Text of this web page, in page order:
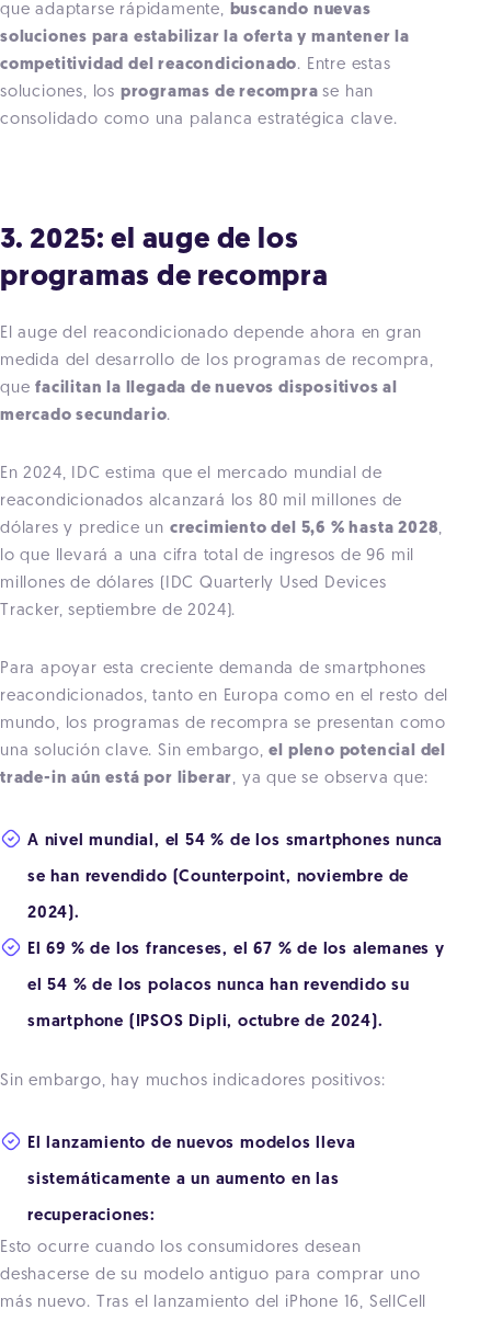
que adaptarse rápidamente, buscando nuevas
soluciones para estabilizar la oferta y mantener la
competitividad del reacondicionado. Entre estas
soluciones, los programas de recomprase han
consolidado como una palanca estratégica clave.
3. 2025: el auge de los
programas de recompra
El auge del reacondicionado depende ahora en gran
medida del desarrollo de los programas de recompra,
quefacilitan la llegada de nuevos dispositivos al
mercado secundario.
En 2024, IDC estima que el mercado mundial de
reacondicionados alcanzará los 80 mil millones de
dólares y predice un crecimiento del 5,6 % hasta 2028,
lo que llevará a una cifra total de ingresos de 96 mil
millones de dólares (IDC Quarterly Used Devices
Tracker, septiembre de 2024).
Para apoyar esta creciente demanda de smartphones
reacondicionados, tanto en Europa como en el resto del
mundo, los programas de recompra se presentan como
una solución clave. Sin embargo,el pleno potencial del
trade-in aún está por liberar, ya que se observa que:
A nivel mundial, el 54 % de los smartphones nunca
se han revendido (Counterpoint, noviembre de
2024).
El 69 % de los franceses, el 67 % de los alemanes y
el 54 % de los polacos nunca han revendido su
smartphone (IPSOS Dipli, octubre de 2024).
Sin embargo, hay muchos indicadores positivos:
El lanzamiento de nuevos modelos lleva
sistemáticamente a un aumento en las
recuperaciones:
Esto ocurre cuando los consumidores desean
deshacerse de su modelo antiguo para comprar uno
más nuevo. Tras el lanzamiento del iPhone 16, SellCell